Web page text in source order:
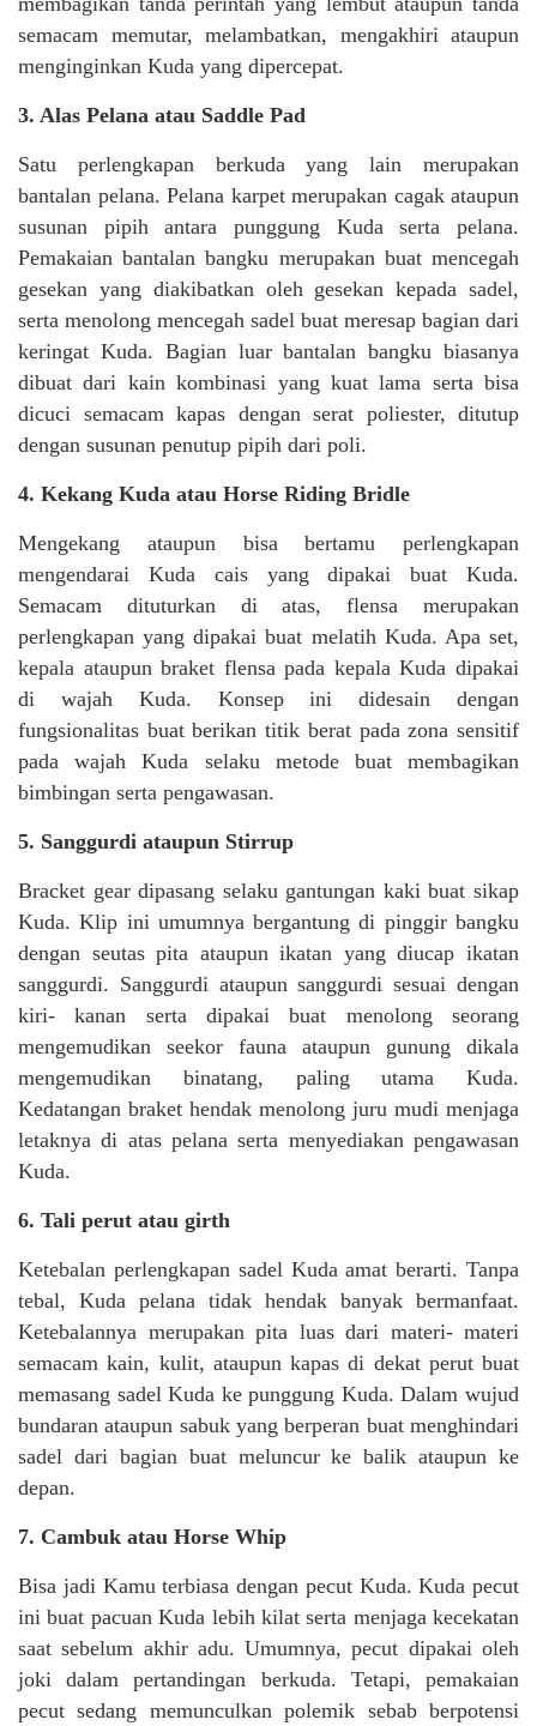
semacam memutar, melambatkan, mengakhiri ataupun
menginginkan Kuda yang dipercepat.
3. Alas Pelana atau Saddle Pad
Satu perlengkapan berkuda yang lain merupakan
bantalan pelana. Pelana karpet merupakan cagak ataupun
susunan pipih antara punggung Kuda serta pelana.
Pemakaian bantalan bangku merupakan buat mencegah
gesekan yang diakibatkan oleh gesekan kepada sadel,
serta menolong mencegah sadel buat meresap bagian dari
keringat Kuda. Bagian luar bantalan bangku biasanya
dibuat dari kain kombinasi yang kuat lama serta bisa
dicuci semacam kapas dengan serat poliester, ditutup
dengan susunan penutup pipih dari poli.
4. Kekang Kuda atau Horse Riding Bridle
Mengekang ataupun bisa bertamu perlengkapan
mengendarai Kuda cais yang dipakai buat Kuda.
Semacam dituturkan di atas, flensa merupakan
perlengkapan yang dipakai buat melatih Kuda. Apa set,
kepala ataupun braket flensa pada kepala Kuda dipakai
di wajah Kuda. Konsep ini didesain dengan
fungsionalitas buat berikan titik berat pada zona sensitif
pada wajah Kuda selaku metode buat membagikan
bimbingan serta pengawasan.
5. Sanggurdi ataupun Stirrup
Bracket gear dipasang selaku gantungan kaki buat sikap
Kuda. Klip ini umumnya bergantung di pinggir bangku
dengan seutas pita ataupun ikatan yang diucap ikatan
sanggurdi. Sanggurdi ataupun sanggurdi sesuai dengan
kiri- kanan serta dipakai buat menolong seorang
mengemudikan seekor fauna ataupun gunung dikala
mengemudikan binatang, paling utama Kuda.
Kedatangan braket hendak menolong juru mudi menjaga
letaknya di atas pelana serta menyediakan pengawasan
Kuda.
6. Tali perut atau girth
Ketebalan perlengkapan sadel Kuda amat berarti. Tanpa
tebal, Kuda pelana tidak hendak banyak bermanfaat.
Ketebalannya merupakan pita luas dari materi- materi
semacam kain, kulit, ataupun kapas di dekat perut buat
memasang sadel Kuda ke punggung Kuda. Dalam wujud
bundaran ataupun sabuk yang berperan buat menghindari
sadel dari bagian buat meluncur ke balik ataupun ke
depan.
7. Cambuk atau Horse Whip
Bisa jadi Kamu terbiasa dengan pecut Kuda. Kuda pecut
ini buat pacuan Kuda lebih kilat serta menjaga kecekatan
saat sebelum akhir adu. Umumnya, pecut dipakai oleh
joki dalam pertandingan berkuda. Tetapi, pemakaian
pecut sedang memunculkan polemik sebab berpotensi